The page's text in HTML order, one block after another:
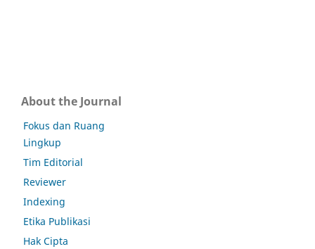
About the Journal
Fokus dan Ruang
Lingkup
Tim Editorial
Reviewer
Indexing
Etika Publikasi
Hak Cipta